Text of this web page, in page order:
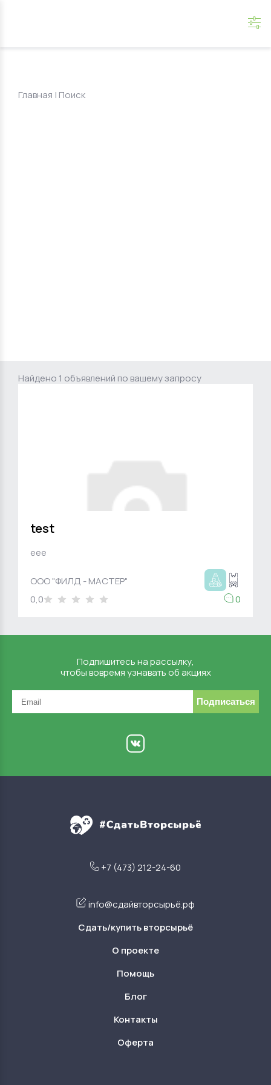
Главная | Поиск
Найдено 1 объявлений по вашему запросу
test
eee
ООО "ФИЛД - МАСТЕР"
0,0
0
Подпишитесь на рассылку,
чтобы вовремя узнавать об акциях
Подписаться
+7 (473) 212-24-60
info@сдайвторсырьё.рф
Сдать/купить вторсырьё
О проекте
Помощь
Блог
Контакты
Оферта